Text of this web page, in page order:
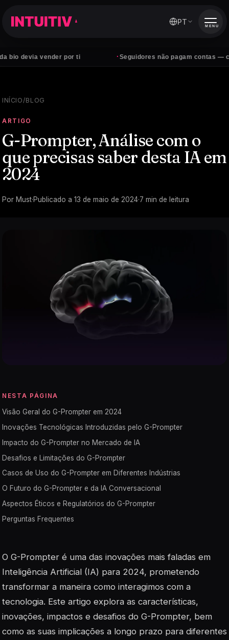
vender por ti Seguidores não pagam contas — clientes
PT MENU
INÍCIO/BLOG
ARTIGO
G-Prompter, Análise com o
que precisas saber desta IA em
2024
Por Must·Publicado a 13 de maio de 2024·7 min de leitura
NESTA PÁGINA
Visão Geral do G-Prompter em 2024
Inovações Tecnológicas Introduzidas pelo G-Prompter
Impacto do G-Prompter no Mercado de IA
Desafios e Limitações do G-Prompter
Casos de Uso do G-Prompter em Diferentes Indústrias
O Futuro do G-Prompter e da IA Conversacional
Aspectos Éticos e Regulatórios do G-Prompter
Perguntas Frequentes
O G-Prompter é uma das inovações mais faladas em
Inteligência Artificial (IA) para 2024, prometendo
transformar a maneira como interagimos com a
tecnologia. Este artigo explora as características,
inovações, impactos e desafios do G-Prompter, bem
como as suas implicações a longo prazo para diferentes